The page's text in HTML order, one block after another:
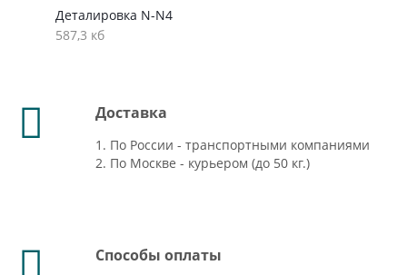
Деталировка N-N4
587,3 кб
Доставка
1. По России - транспортными компаниями
2. По Москве - курьером (до 50 кг.)
Способы оплаты